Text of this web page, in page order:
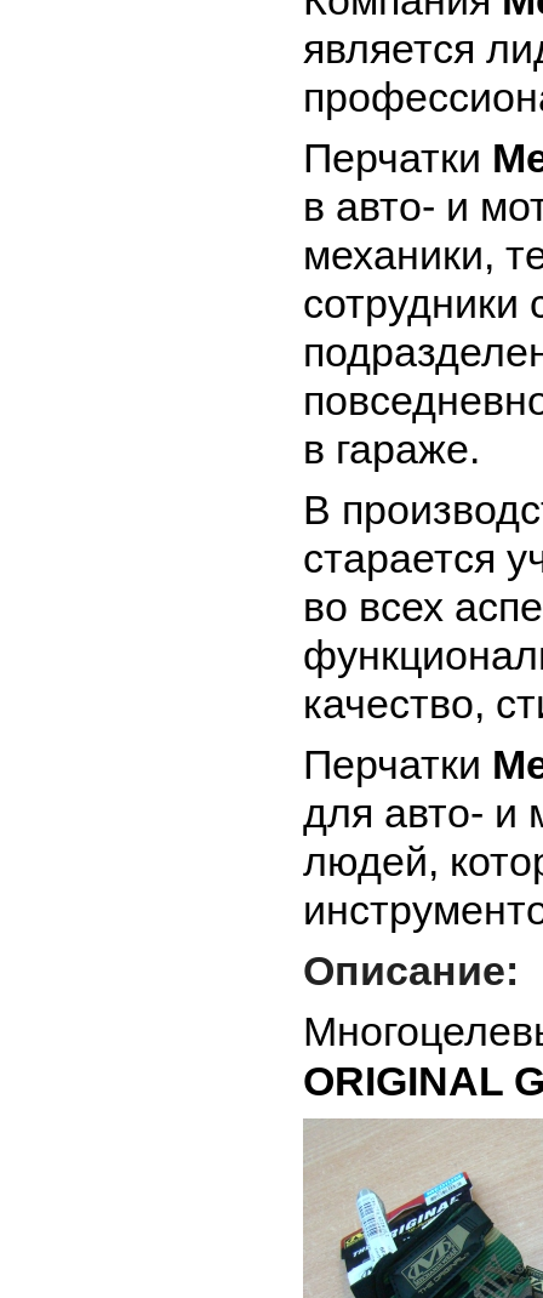
является
Перчатки
в авто- и
механики,
сотрудники
в гараже.
В
старается
во всех
качество,
Перчатки
для авто- и
людей,
Описание:
ORIGINAL